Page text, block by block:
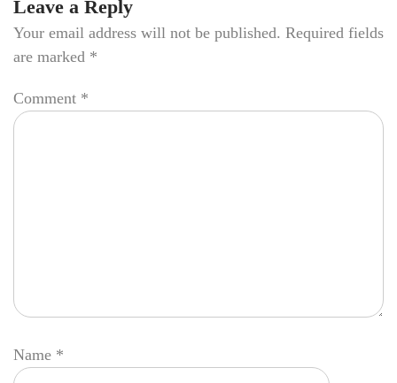
Leave a Reply
Your email address will not be published. Required fields
are marked *
Comment *
Name *